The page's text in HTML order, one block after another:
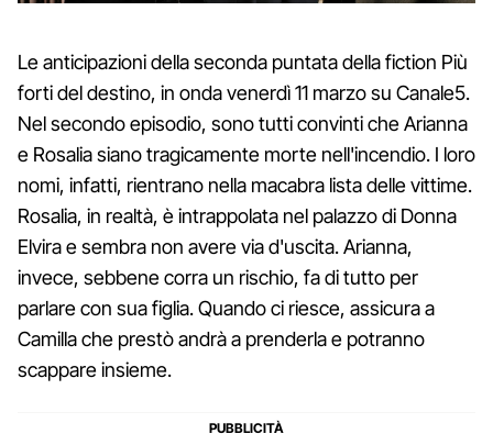
Le anticipazioni della seconda puntata della fiction Più
forti del destino, in onda venerdì 11 marzo su Canale5.
Nel secondo episodio, sono tutti convinti che Arianna
e Rosalia siano tragicamente morte nell'incendio. I loro
nomi, infatti, rientrano nella macabra lista delle vittime.
Rosalia, in realtà, è intrappolata nel palazzo di Donna
Elvira e sembra non avere via d'uscita. Arianna,
invece, sebbene corra un rischio, fa di tutto per
parlare con sua figlia. Quando ci riesce, assicura a
Camilla che prestò andrà a prenderla e potranno
scappare insieme.